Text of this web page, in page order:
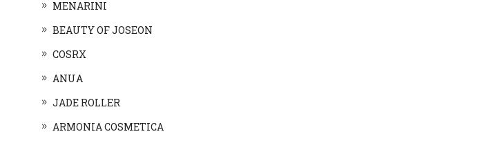
MENARINI
BEAUTY OF JOSEON
COSRX
ANUA
JADE ROLLER
ARMONIA COSMETICA